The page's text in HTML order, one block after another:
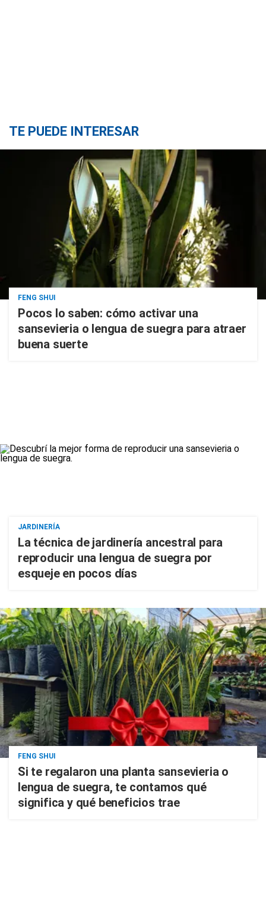
TE PUEDE INTERESAR
FENG SHUI
Pocos lo saben: cómo activar una
sansevieria o lengua de suegra para atraer
buena suerte
JARDINERÍA
La técnica de jardinería ancestral para
reproducir una lengua de suegra por
esqueje en pocos días
FENG SHUI
Si te regalaron una planta sansevieria o
lengua de suegra, te contamos qué
significa y qué beneficios trae